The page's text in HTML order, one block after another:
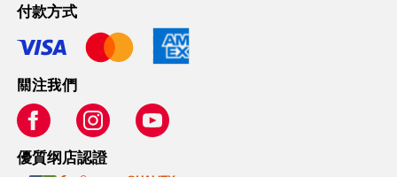
付款方式
關注我們
優質纲店認證